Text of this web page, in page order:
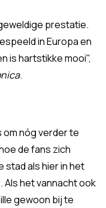
prestatie.
in Europa en
is hartstikke mooi",
.
om nóg verder te
de fans zich
stad als hier in het
het vannacht ook
gewoon bij te